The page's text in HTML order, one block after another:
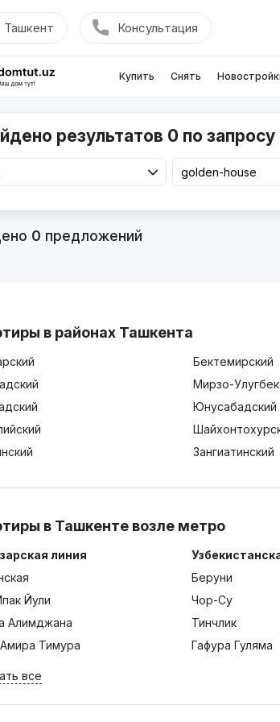
Ташкент Консультация
Купить Снять
результатов 0 по
0 предложений
в районах Ташкента
Бектемирский
Мирзо-
Юнусабадский
Зангиатинский
в Ташкенте возле метро
линия
Йули
Алимджана
Тимура
Беруни
Чор-Су
Тинчлик
Гафура Гуляма
все